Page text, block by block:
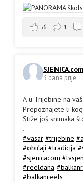
56 1
SJENICA.com
3 dana prije
A u Trijebine na
Prepoznajete li
Stiže još snimaka
.
#vasar #trijebine
#običaji #tradicija
#sjenicacom
#reeldana
#balkanreels